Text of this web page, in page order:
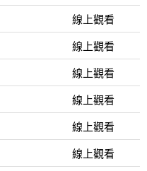
線上觀看
線上觀看
線上觀看
線上觀看
線上觀看
線上觀看